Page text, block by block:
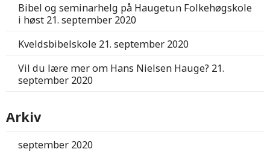
Bibel og seminarhelg på Haugetun Folkehøgskole
i høst 21. september 2020
Kveldsbibelskole 21. september 2020
Vil du lære mer om Hans Nielsen Hauge? 21.
september 2020
Arkiv
september 2020